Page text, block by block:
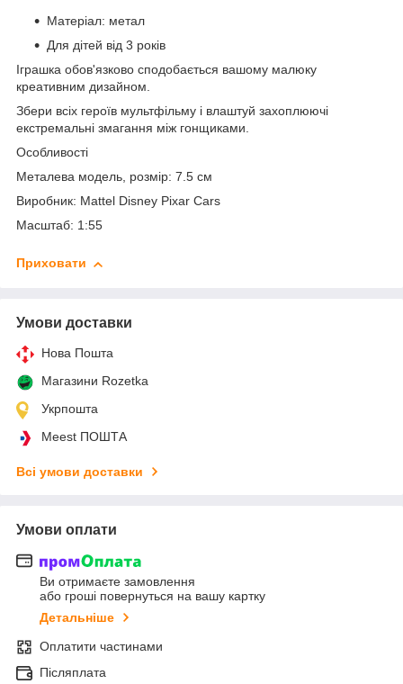
Матеріал: метал
Для дітей від 3 років
Іграшка обов'язково сподобається вашому малюку
креативним дизайном.
Збери всіх героїв мультфільму і влаштуй захоплюючі
екстремальні змагання між гонщиками.
Особливості
Металева модель, розмір: 7.5 см
Виробник: Mattel Disney Pixar Cars
Масштаб: 1:55
Приховати
Умови доставки
Нова Пошта
Магазини Rozetka
Укрпошта
Meest ПОШТА
Всі умови доставки
Умови оплати
Ви отримаєте замовлення
або гроші повернуться на вашу картку
Детальніше
Оплатити частинами
Післяплата